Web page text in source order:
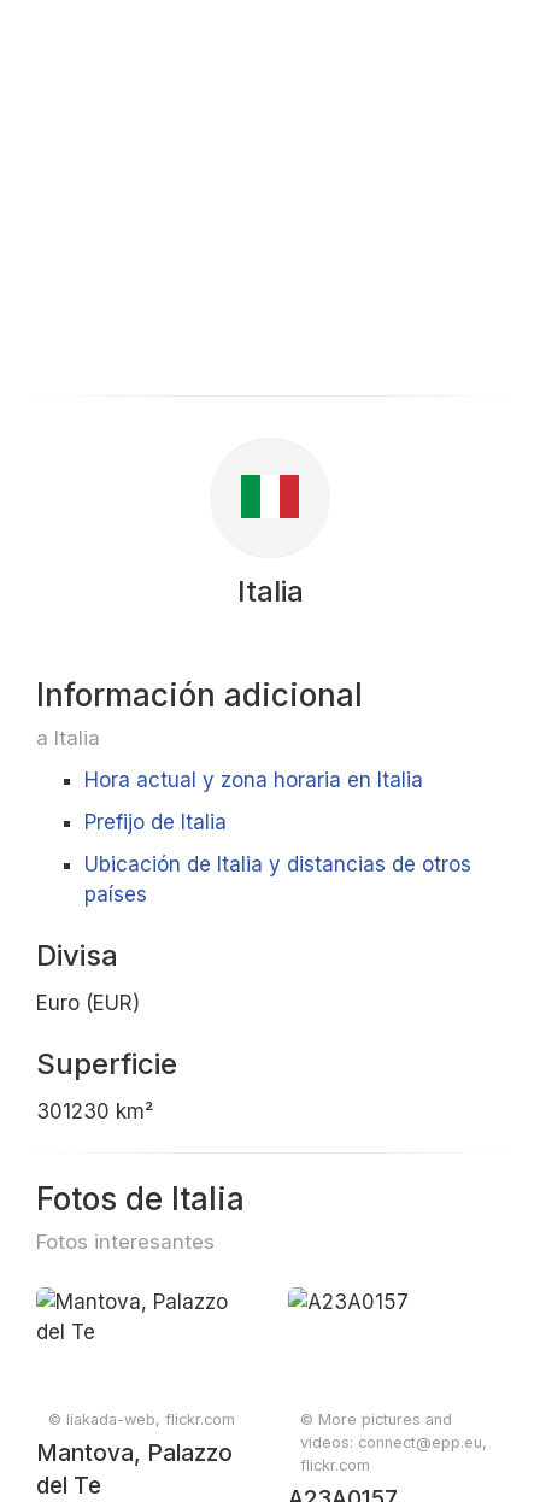
Italia
Información adicional
a Italia
Hora actual y zona horaria en Italia
Prefijo de Italia
Ubicación de Italia y distancias de otros
países
Divisa
Euro (EUR)
Superficie
301230 km²
Fotos de Italia
Fotos interesantes
© liakada-web, flickr.com
Mantova, Palazzo
del Te
© More pictures and
videos: connect@epp.eu,
flickr.com